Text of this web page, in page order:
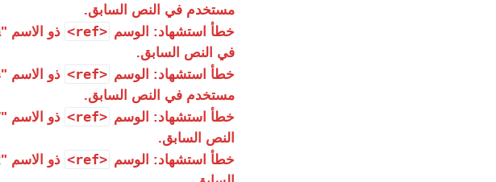
مستخدم في النص السابق.
خطأ استشهاد: الوسم <ref> ذو الاسم "effective-scala" المُعرّف في
في النص السابق.
خطأ استشهاد: الوسم <ref> ذو الاسم "racket-video-games" المُعرّف في
مستخدم في النص السابق.
خطأ استشهاد: الوسم <ref> ذو الاسم "hudak2007" المُعرّف في
النص السابق.
خطأ استشهاد: الوسم <ref> ذو الاسم "useR" المُعرّف في